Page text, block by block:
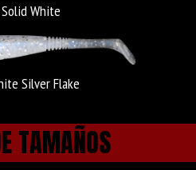
White
Silver Flake
TAMAÑOS